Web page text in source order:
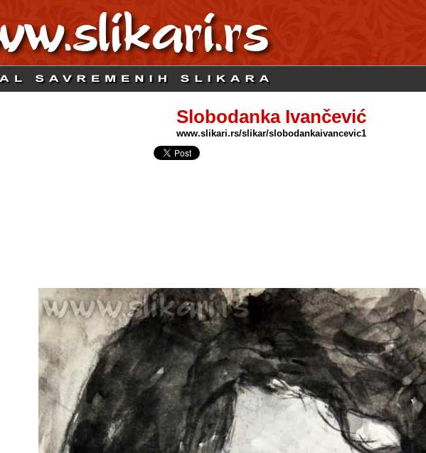
Slobodanka Ivančević
www.slikari.rs/slikar/slobodankaivancevic1